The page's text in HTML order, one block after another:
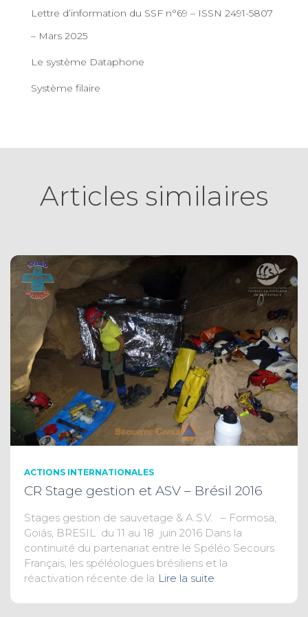
Lettre d’information du SSF n°69 – ISSN 2491-5807
– Mars 2025
Le système Dataphone
Système filaire
Articles similaires
ACTIONS INTERNATIONALES
CR Stage gestion et ASV – Brésil 2016
Stages gestion de sauvetage & A.S.V. – Formosa,
Goiás, BRESIL du 11 au 18 juin 2016 Dans la
continuité du partenariat entre le Spéléo Secours
Français, les spéléologues brésiliens et la
réactivation récente de la Lire la suite